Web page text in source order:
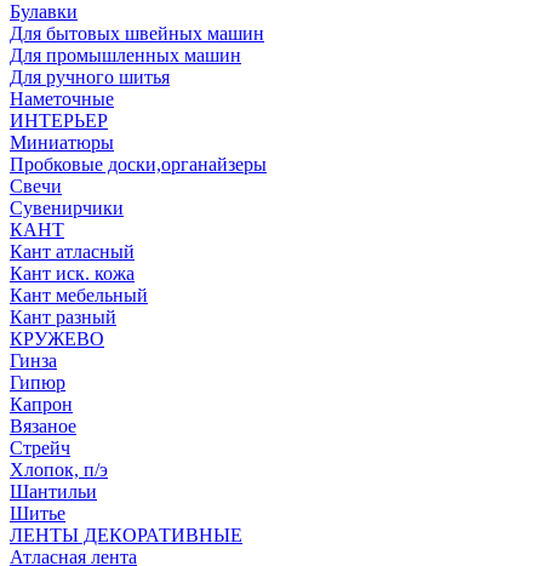
Булавки
Для бытовых швейных машин
Для промышленных машин
Для ручного шитья
Наметочные
ИНТЕРЬЕР
Миниатюры
Пробковые доски,органайзеры
Свечи
Сувенирчики
КАНТ
Кант атласный
Кант иск. кожа
Кант мебельный
Кант разный
КРУЖЕВО
Гинза
Гипюр
Капрон
Вязаное
Стрейч
Хлопок, п/э
Шантильи
Шитье
ЛЕНТЫ ДЕКОРАТИВНЫЕ
Атласная лента